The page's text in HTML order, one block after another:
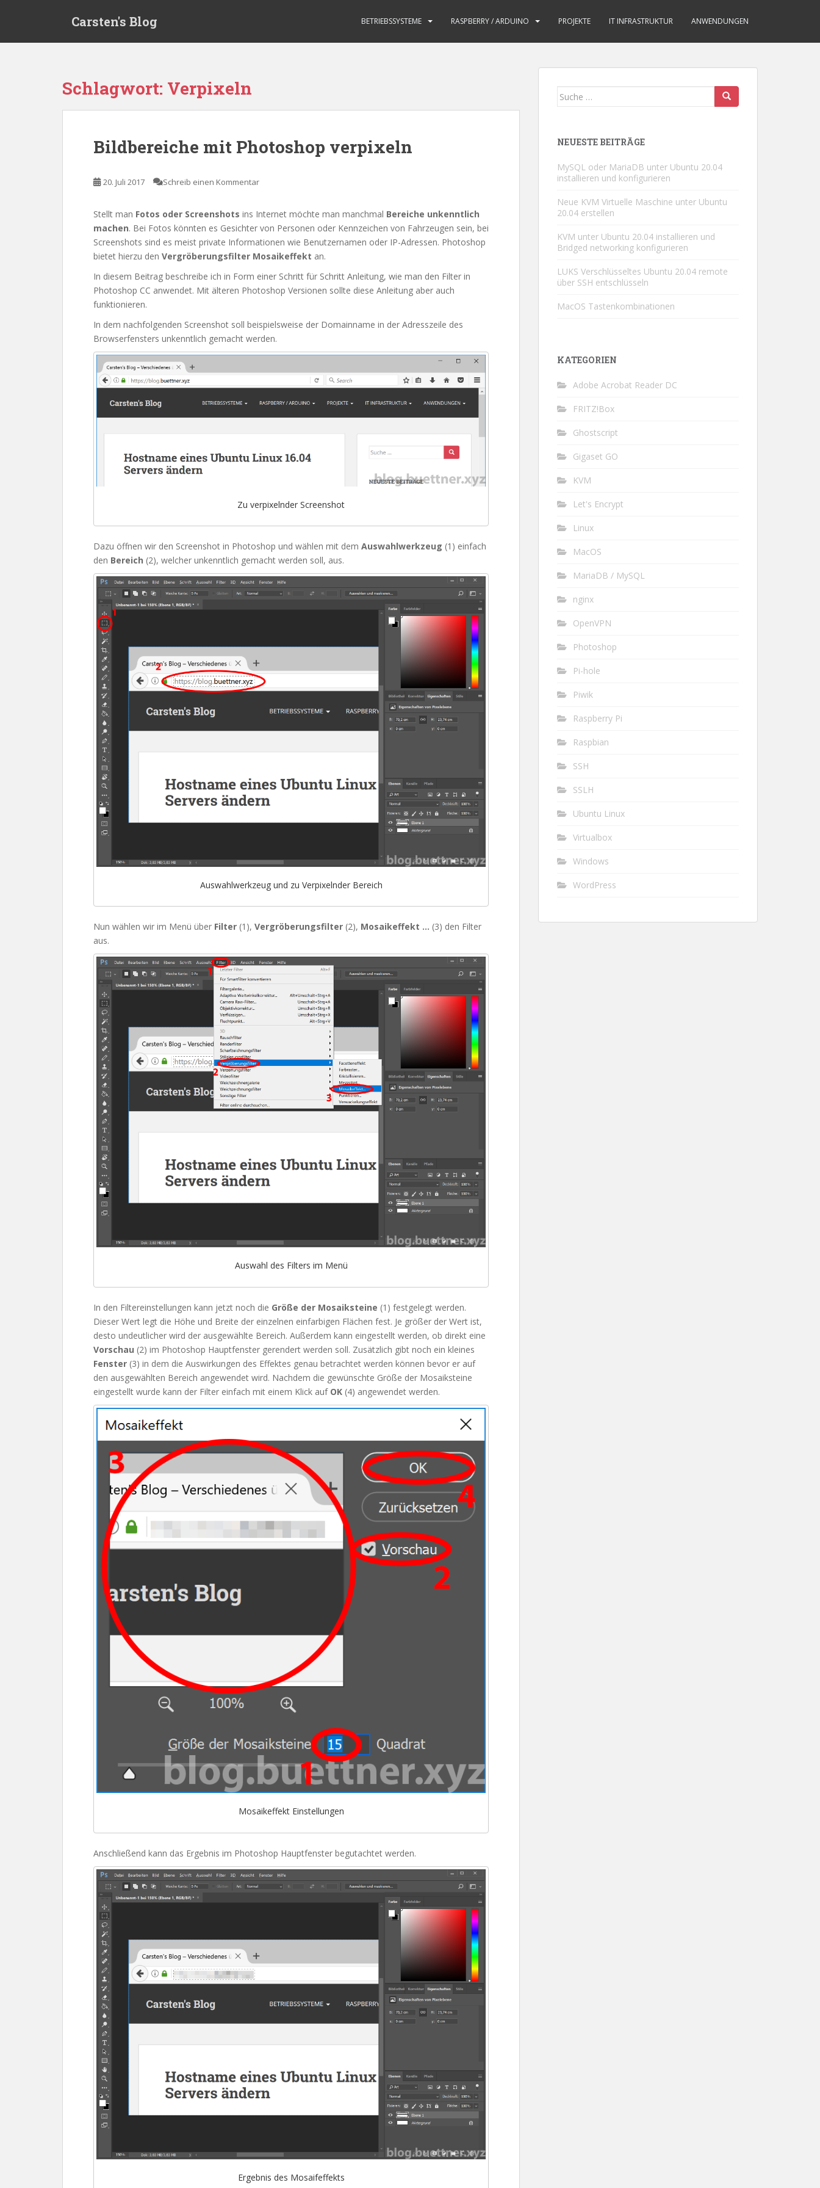
Carsten's Blog BETRIEBSSYSTEME RASPBERRY / ARDUINO PROJEKTE IT INFRASTRUKTUR ANWENDUNGEN
Schlagwort: Verpixeln
Bildbereiche mit Photoshop verpixeln
20. Juli 2017 Schreib einen Kommentar
Stellt man Fotos oder Screenshots ins Internet möchte man manchmal Bereiche unkenntlich
machen. Bei Fotos könnten es Gesichter von Personen oder Kennzeichen von Fahrzeugen sein, bei
Screenshots sind es meist private Informationen wie Benutzernamen oder IP-Adressen. Photoshop
bietet hierzu den Vergröberungsfilter Mosaikeffekt an.
In diesem Beitrag beschreibe ich in Form einer Schritt für Schritt Anleitung, wie man den Filter in
Photoshop CC anwendet. Mit älteren Photoshop Versionen sollte diese Anleitung aber auch
funktionieren.
In dem nachfolgenden Screenshot soll beispielsweise der Domainname in der Adresszeile des
Browserfensters unkenntlich gemacht werden.
Zu verpixelnder Screenshot
Dazu öffnen wir den Screenshot in Photoshop und wählen mit dem Auswahlwerkzeug (1) einfach
den Bereich (2), welcher unkenntlich gemacht werden soll, aus.
Auswahlwerkzeug und zu Verpixelnder Bereich
Nun wählen wir im Menü über Filter (1), Vergröberungsfilter (2), Mosaikeffekt … (3) den Filter
aus.
Auswahl des Filters im Menü
In den Filtereinstellungen kann jetzt noch die Größe der Mosaiksteine (1) festgelegt werden.
Dieser Wert legt die Höhe und Breite der einzelnen einfarbigen Flächen fest. Je größer der Wert ist,
desto undeutlicher wird der ausgewählte Bereich. Außerdem kann eingestellt werden, ob direkt eine
Vorschau (2) im Photoshop Hauptfenster gerendert werden soll. Zusätzlich gibt noch ein kleines
Fenster (3) in dem die Auswirkungen des Effektes genau betrachtet werden können bevor er auf
den ausgewählten Bereich angewendet wird. Nachdem die gewünschte Größe der Mosaiksteine
eingestellt wurde kann der Filter einfach mit einem Klick auf OK (4) angewendet werden.
Mosaikeffekt Einstellungen
Anschließend kann das Ergebnis im Photoshop Hauptfenster begutachtet werden.
Ergebnis des Mosaifeffekts
Suche
NEUESTE BEITRÄGE
MySQL oder MariaDB unter Ubuntu 20.04
installieren und konfigurieren
Neue KVM Virtuelle Maschine unter Ubuntu
20.04 erstellen
KVM unter Ubuntu 20.04 installieren und
Bridged networking konfigurieren
LUKS Verschlüsseltes Ubuntu 20.04 remote
über SSH entschlüsseln
MacOS Tastenkombinationen
KATEGORIEN
Adobe Acrobat Reader DC
FRITZ!Box
Ghostscript
Gigaset GO
KVM
Let's Encrypt
Linux
MacOS
MariaDB / MySQL
nginx
OpenVPN
Photoshop
Pi-hole
Piwik
Raspberry Pi
Raspbian
SSH
SSLH
Ubuntu Linux
Virtualbox
Windows
WordPress